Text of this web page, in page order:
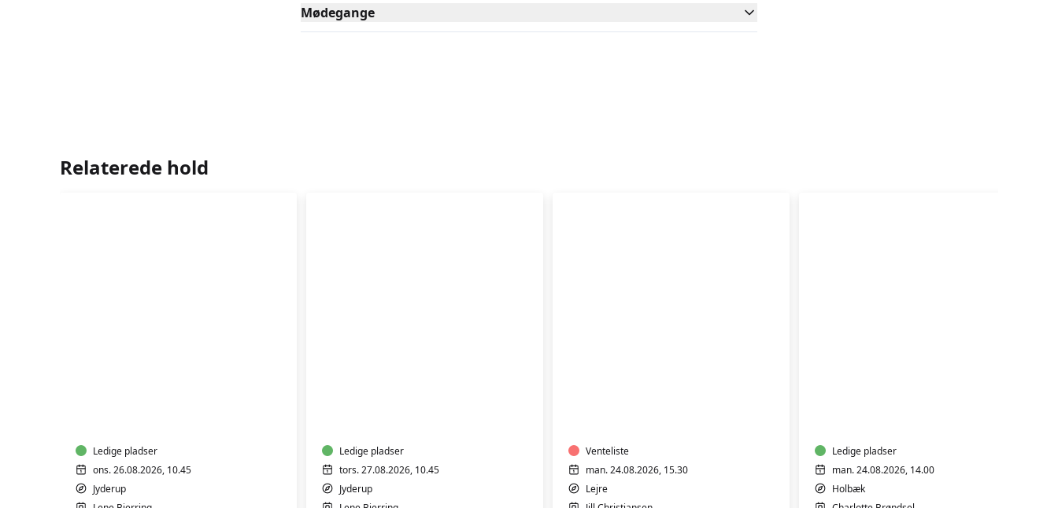
Mødegange
Relaterede hold
Ledige pladser
ons. 26.08.2026, 10.45
Jyderup
Ledige pladser
tors. 27.08.2026, 10.45
Jyderup
Venteliste
man. 24.08.2026, 15.30
Lejre
Ledige pladser
man. 24.08.2026, 14.00
Holbæk